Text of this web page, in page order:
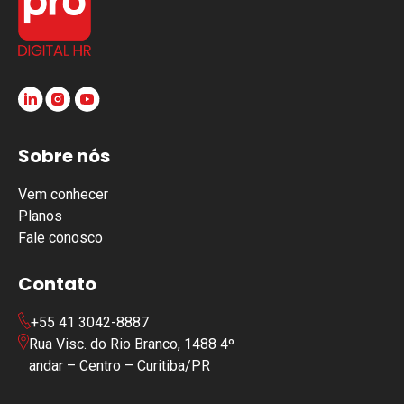
Sobre nós
Vem conhecer
Planos
Fale conosco
Contato
+55 41 3042-8887
Rua Visc. do Rio Branco, 1488 4º
andar – Centro – Curitiba/PR